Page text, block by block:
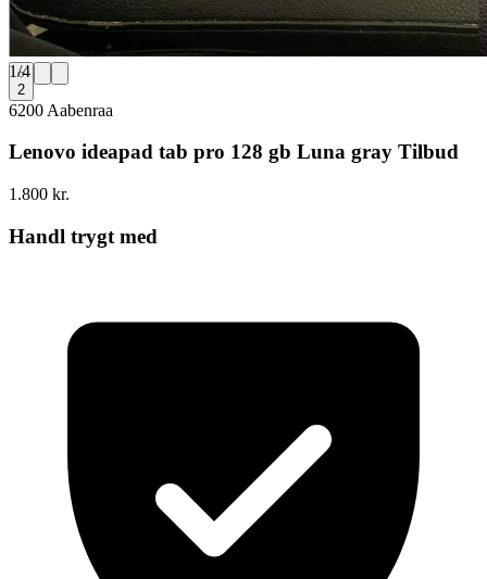
1/4
2
6200 Aabenraa
Lenovo ideapad tab pro 128 gb Luna gray Tilbud
1.800 kr.
Handl trygt med